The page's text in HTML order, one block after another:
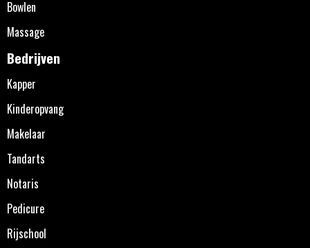
Bowlen
Massage
Bedrijven
Kapper
Kinderopvang
Makelaar
Tandarts
Notaris
Pedicure
Rijschool